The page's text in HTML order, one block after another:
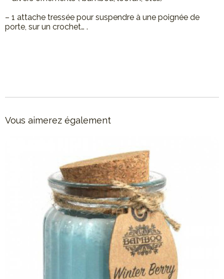
– 1 attache tressée pour suspendre à une poignée de
porte, sur un crochet… .
Vous aimerez également